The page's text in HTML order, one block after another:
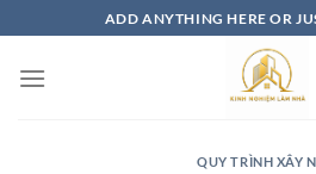
qua
nội
ADD ANYTHING HERE OR
QUY TRÌNH XÂY